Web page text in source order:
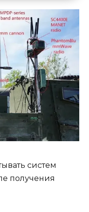
систем
получения